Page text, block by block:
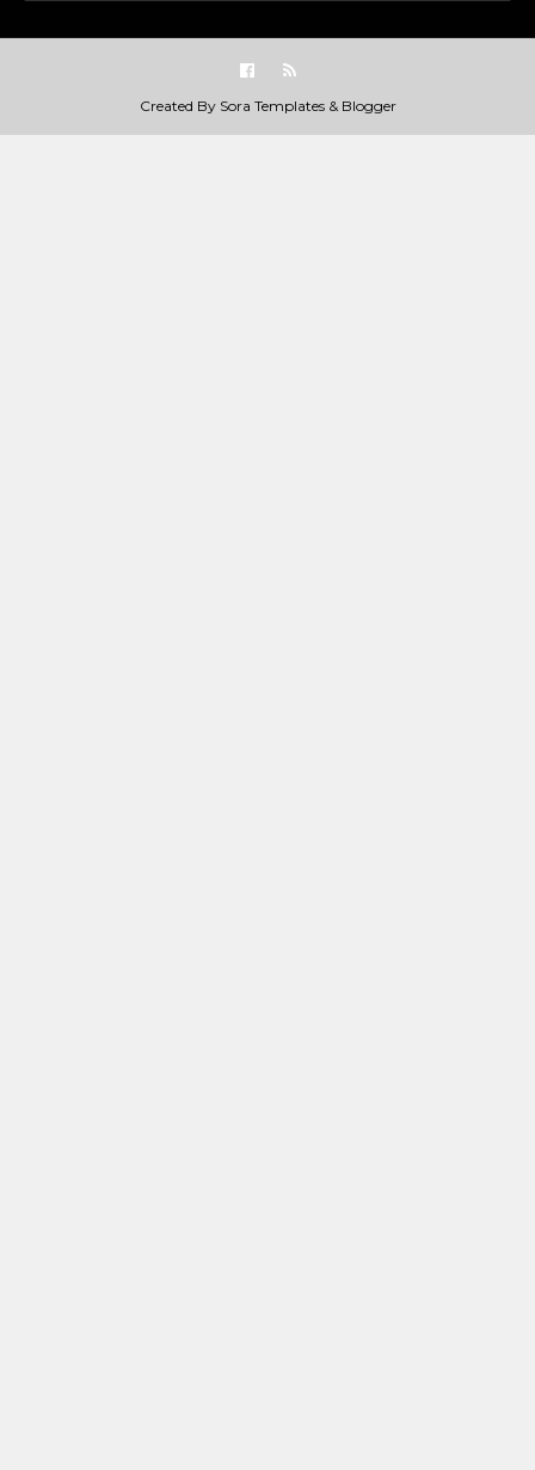
Created By Sora Templates& Blogger